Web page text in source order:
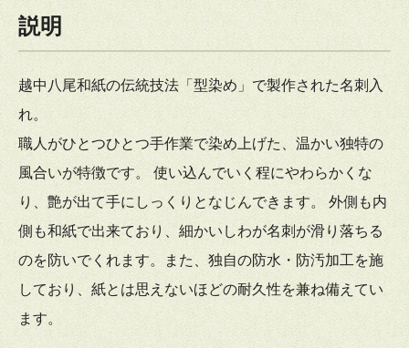
説明
越中八尾和紙の伝統技法「型染め」で製作された名刺入
れ。
職人がひとつひとつ手作業で染め上げた、温かい独特の
風合いが特徴です。 使い込んでいく程にやわらかくな
り、艶が出て手にしっくりとなじんできます。 外側も内
側も和紙で出来ており、細かいしわが名刺が滑り落ちる
のを防いでくれます。また、独自の防水・防汚加工を施
しており、紙とは思えないほどの耐久性を兼ね備えてい
ます。